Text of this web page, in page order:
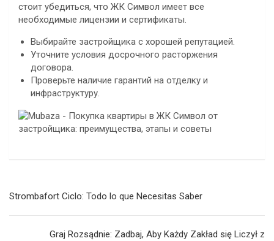
стоит убедиться, что ЖК Символ имеет все
необходимые лицензии и сертификаты.
Выбирайте застройщика с хорошей репутацией.
Уточните условия досрочного расторжения
договора.
Проверьте наличие гарантий на отделку и
инфраструктуру.
entradas
Strombafort Ciclo: Todo lo que Necesitas Saber
Graj Rozsądnie: Zadbaj, Aby Każdy Zakład się Liczył z